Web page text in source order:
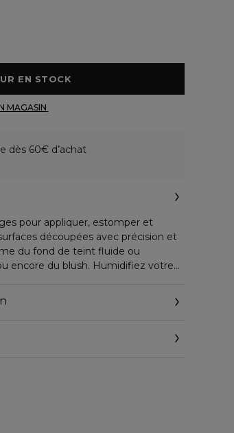
dès 60€ d’achat
pour appliquer, estomper et
découpées avec précision et
du fond de teint fluide ou
encore du blush. Humidifiez votre